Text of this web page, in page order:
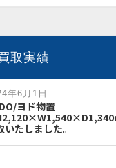
取実績
年6月1日
ヨド物置
いたしました。